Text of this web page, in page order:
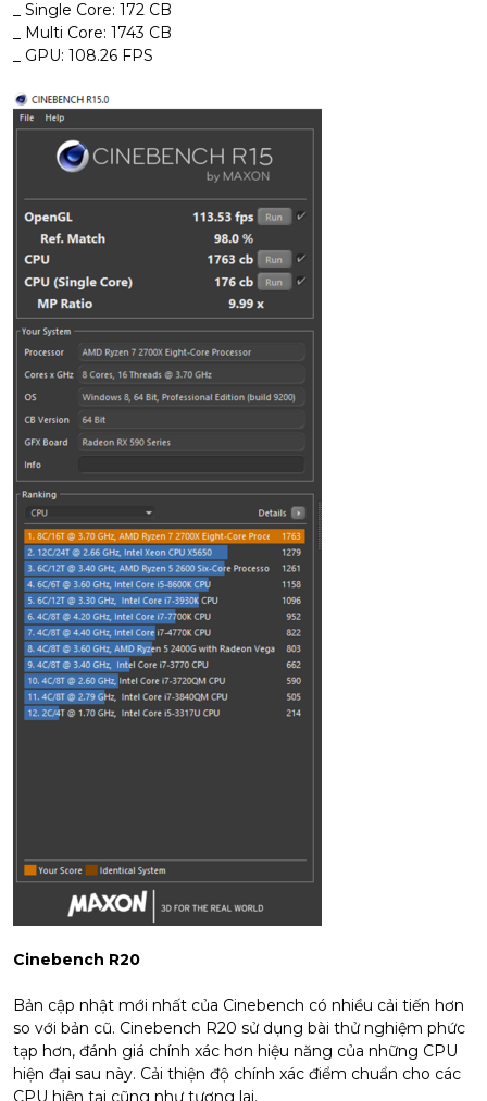
_ Single Core: 172 CB
_ Multi Core: 1743 CB
_ GPU: 108.26 FPS
Cinebench R20
Bản cập nhật mới nhất của Cinebench có nhiều cải tiến hơn
so với bản cũ. Cinebench R20 sử dụng bài thử nghiệm phức
tạp hơn, đánh giá chính xác hơn hiệu năng của những CPU
hiện đại sau này. Cải thiện độ chính xác điểm chuẩn cho các
CPU hiện tại cũng như tương lai.